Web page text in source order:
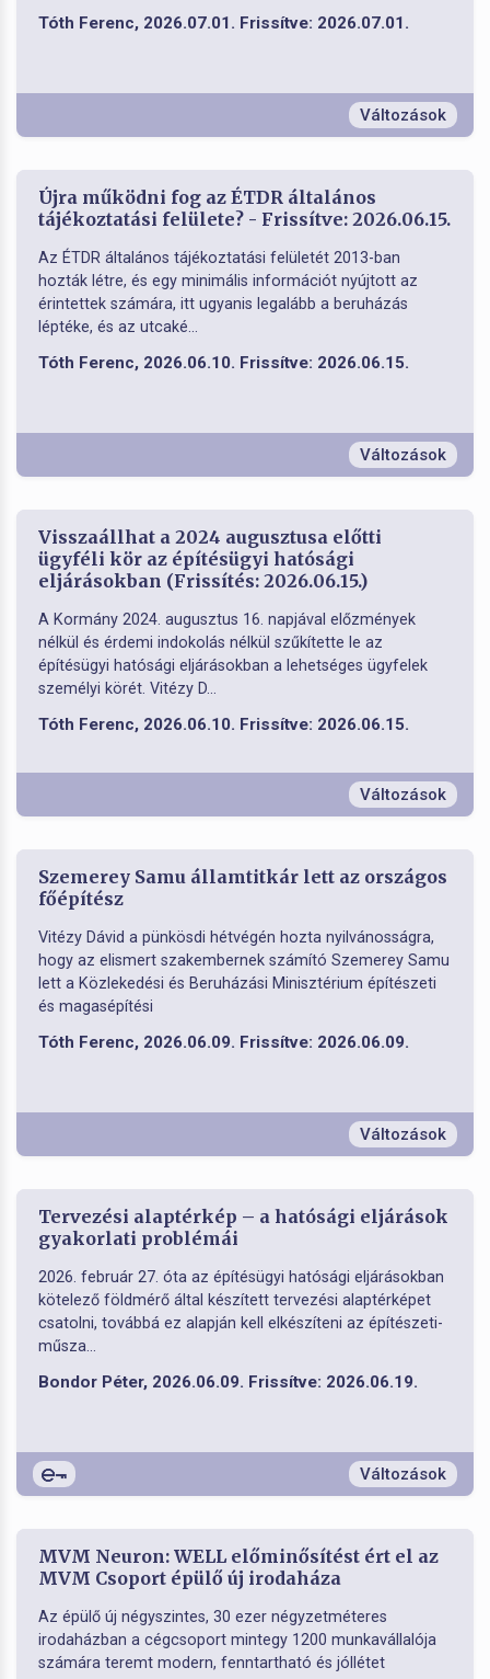
Tóth Ferenc, 2026.07.01. Frissítve: 2026.07.01.
Változások
Újra működni fog az ÉTDR általános
tájékoztatási felülete? - Frissítve: 2026.06.15.
Az ÉTDR általános tájékoztatási felületét 2013-ban
hozták létre, és egy minimális információt nyújtott az
érintettek számára, itt ugyanis legalább a beruházás
léptéke, és az utcaké...
Tóth Ferenc, 2026.06.10. Frissítve: 2026.06.15.
Változások
Visszaállhat a 2024 augusztusa előtti
ügyféli kör az építésügyi hatósági
eljárásokban (Frissítés: 2026.06.15.)
A Kormány 2024. augusztus 16. napjával előzmények
nélkül és érdemi indokolás nélkül szűkítette le az
építésügyi hatósági eljárásokban a lehetséges ügyfelek
személyi körét. Vitézy D...
Tóth Ferenc, 2026.06.10. Frissítve: 2026.06.15.
Változások
Szemerey Samu államtitkár lett az országos
főépítész
Vitézy Dávid a pünkösdi hétvégén hozta nyilvánosságra,
hogy az elismert szakembernek számító Szemerey Samu
lett a Közlekedési és Beruházási Minisztérium építészeti
és magasépítési
Tóth Ferenc, 2026.06.09. Frissítve: 2026.06.09.
Változások
Tervezési alaptérkép – a hatósági eljárások
gyakorlati problémái
2026. február 27. óta az építésügyi hatósági eljárásokban
kötelező földmérő által készített tervezési alaptérképet
csatolni, továbbá ez alapján kell elkészíteni az építészeti-
műsza...
Bondor Péter, 2026.06.09. Frissítve: 2026.06.19.
Változások
MVM Neuron: WELL előminősítést ért el az
MVM Csoport épülő új irodaháza
Az épülő új négyszintes, 30 ezer négyzetméteres
irodaházban a cégcsoport mintegy 1200 munkavállalója
számára teremt modern, fenntartható és jóllétet